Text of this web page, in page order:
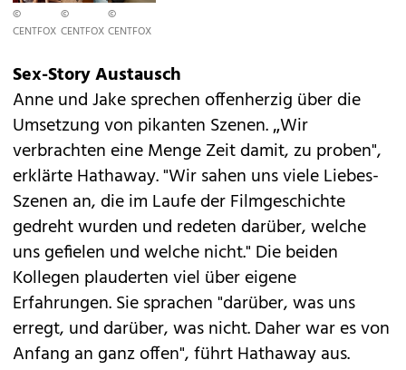
©
CENTFOX
©
CENTFOX
©
CENTFOX
Sex-Story Austausch
Anne und Jake sprechen offenherzig über die
Umsetzung von pikanten Szenen. „Wir
verbrachten eine Menge Zeit damit, zu proben",
erklärte Hathaway. "Wir sahen uns vieleLiebes-
Szenen an, die im Laufe der Filmgeschichte
gedreht wurden und redeten darüber, welche
uns gefielen und welche nicht." Die beiden
Kollegen plauderten viel über eigene
Erfahrungen. Sie sprachen "darüber, was uns
erregt, und darüber, was nicht. Daher war es von
Anfang an ganz offen", führt Hathaway aus.